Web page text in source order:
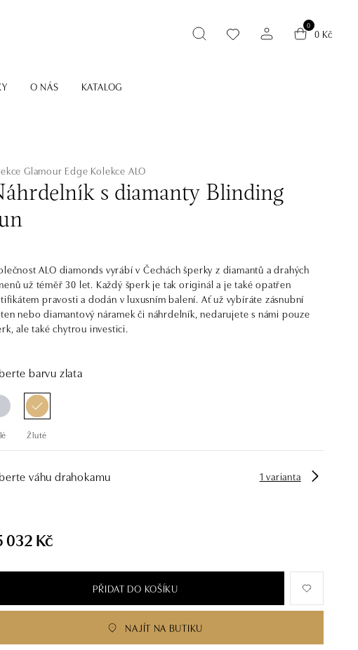
0
0 Kč
O NÁS KATALOG
Glamour Edge Kolekce ALO
s diamanty Blinding
ALO diamonds vyrábí v Čechách šperky z diamantů a drahých
už téměř 30 let. Každý šperk je tak originál a je také opatřen
pravosti a dodán v luxusním balení. Ať už vybíráte zásnubní
nebo diamantový náramek či náhrdelník, nedarujete s námi pouze
ale také chytrou investici.
barvu zlata
Žluté
váhu drahokamu 1 varianta
032 Kč
PŘIDAT DO KOŠÍKU
NAJÍT NA BUTIKU